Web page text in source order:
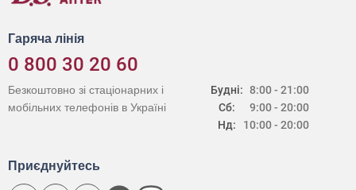
Гаряча лінія
0 800 30 20 60
Будні:
Сб:
Нд:
8:00 - 21:00
9:00 - 20:00
10:00 - 20:00
Безкоштовно зі стаціонарних і
мобільних телефонів в Україні
Приєднуйтесь